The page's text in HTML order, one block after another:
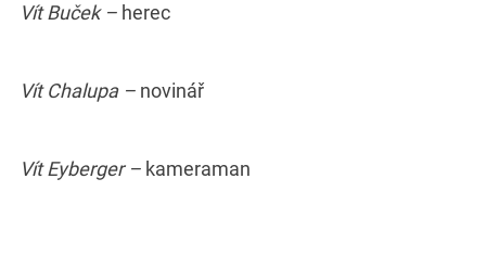
Vít Buček – herec
Vít Chalupa – novinář
Vít Eyberger – kameraman